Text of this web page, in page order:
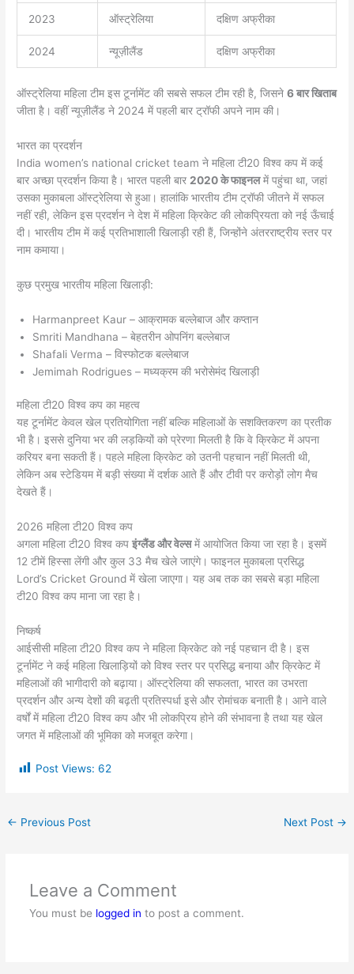
2023 ऑस्ट्रेलिया दक्षिण अफ्रीका
2024 न्यूज़ीलैंड दक्षिण अफ्रीका
ऑस्ट्रेलिया महिला टीम इस टूर्नामेंट की सबसे सफल टीम रही है, जिसने6 बार खिताब
जीता है। वहीं न्यूज़ीलैंड ने 2024 में पहली बार ट्रॉफी अपने नाम की।
भारत का प्रदर्शन
India women’s national cricket team ने महिला टी20 विश्व कप में कई
बार अच्छा प्रदर्शन किया है। भारत पहली बार 2020 के फाइनलमें पहुंचा था, जहां
उसका मुकाबला ऑस्ट्रेलिया से हुआ। हालांकि भारतीय टीम ट्रॉफी जीतने में सफल
नहीं रही, लेकिन इस प्रदर्शन ने देश में महिला क्रिकेट की लोकप्रियता को नई ऊँचाई
दी। भारतीय टीम में कई प्रतिभाशाली खिलाड़ी रही हैं, जिन्होंने अंतरराष्ट्रीय स्तर पर
नाम कमाया।
कुछ प्रमुख भारतीय महिला खिलाड़ी:
Harmanpreet Kaur – आक्रामक बल्लेबाज और कप्तान
Smriti Mandhana – बेहतरीन ओपनिंग बल्लेबाज
Shafali Verma – विस्फोटक बल्लेबाज
Jemimah Rodrigues – मध्यक्रम की भरोसेमंद खिलाड़ी
महिला टी20 विश्व कप का महत्व
यह टूर्नामेंट केवल खेल प्रतियोगिता नहीं बल्कि महिलाओं के सशक्तिकरण का प्रतीक
भी है। इससे दुनिया भर की लड़कियों को प्रेरणा मिलती है कि वे क्रिकेट में अपना
करियर बना सकती हैं। पहले महिला क्रिकेट को उतनी पहचान नहीं मिलती थी,
लेकिन अब स्टेडियम में बड़ी संख्या में दर्शक आते हैं और टीवी पर करोड़ों लोग मैच
देखते हैं।
2026 महिला टी20 विश्व कप
अगला महिला टी20 विश्व कपइंग्लैंड और वेल्समें आयोजित किया जा रहा है। इसमें
12 टीमें हिस्सा लेंगी और कुल 33 मैच खेले जाएंगे। फाइनल मुकाबला प्रसिद्ध
Lord’s Cricket Ground में खेला जाएगा। यह अब तक का सबसे बड़ा महिला
टी20 विश्व कप माना जा रहा है।
निष्कर्ष
आईसीसी महिला टी20 विश्व कप ने महिला क्रिकेट को नई पहचान दी है। इस
टूर्नामेंट ने कई महिला खिलाड़ियों को विश्व स्तर पर प्रसिद्ध बनाया और क्रिकेट में
महिलाओं की भागीदारी को बढ़ाया। ऑस्ट्रेलिया की सफलता, भारत का उभरता
प्रदर्शन और अन्य देशों की बढ़ती प्रतिस्पर्धा इसे और रोमांचक बनाती है। आने वाले
वर्षों में महिला टी20 विश्व कप और भी लोकप्रिय होने की संभावना है तथा यह खेल
जगत में महिलाओं की भूमिका को मजबूत करेगा।
Post Views: 62
← Previous Post Next Post →
Leave a Comment
You must be logged in to post a comment.